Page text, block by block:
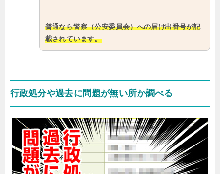
普通なら警察（公安委員会）への届け出番号が記
載されています。
行政処分や過去に問題が無い所か調べる